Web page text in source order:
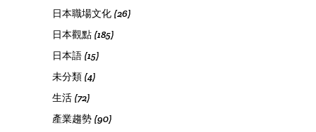
日本職場文化 (26)
日本觀點 (185)
日本語 (15)
未分類 (4)
生活 (72)
產業趨勢 (90)